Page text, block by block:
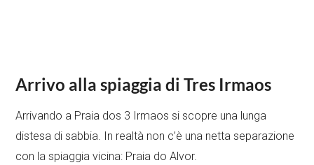
Arrivo alla spiaggia di Tres Irmaos
Arrivando a Praia dos 3 Irmaos si scopre una lunga
distesa di sabbia. In realtà non c’è una netta separazione
con la spiaggia vicina: Praia do Alvor.